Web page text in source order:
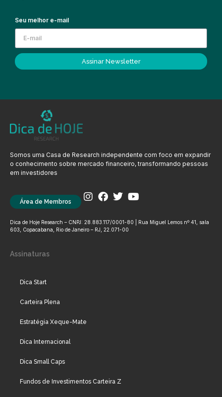
Seu melhor e-mail
Assinar Newsletter
Somos uma Casa de Research independente com foco em expandir
o conhecimento sobre mercado financeiro, transformando pessoas
em investidores
Área de Membros
Dica de Hoje Research – CNPJ: 28.883.117/0001-80 | Rua Miguel Lemos nº 41, sala
603, Copacabana, Rio de Janeiro – RJ, 22.071-00
Assinaturas
Dica Start
Carteira Plena
Estratégia Xeque-Mate
Dica Internacional
Dica Small Caps
Fundos de Investimentos Carteira Z